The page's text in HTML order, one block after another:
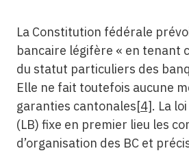
La Constitution fédérale
bancaire légifère « en tenant
du statut particuliers des
Elle ne fait toutefois aucune
garanties cantonales[4]. La
(LB) fixe en premier lieu les
d’organisation des BC et